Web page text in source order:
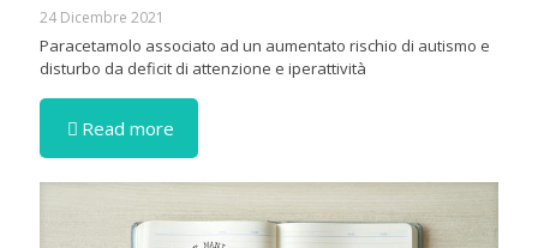
24 Dicembre 2021
Paracetamolo associato ad un aumentato rischio di autismo e
disturbo da deficit di attenzione e iperattività
Read more